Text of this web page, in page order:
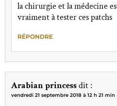
la chirurgie et la médecine
vraiment à tester ces patchs
RÉPONDRE
Arabian princessdit :
vendredi 21 septembre 2018 à 12 h 21 min